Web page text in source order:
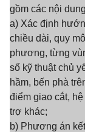
gồm các nội
a) Xác định
chiều dài, quy
phương, từng
số kỹ thuật chủ
hầm, bến phà
điểm giao cắt,
trợ khác;
b) Phương án